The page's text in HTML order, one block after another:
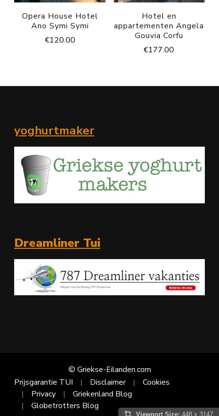
Opera House Hotel
Ano Symi Symi
€120.00
Hotel en
appartementen Angela
Gouvia Corfu
€177.00
yoghurtmaker
Dreamliner Tui
© Griekse-Eilanden.com
Prijsgarantie TUI
Disclaimer
Cookies
Privacy
Griekenland Blog
Globetrotters Blog
Viewport Size: 448 x 3147